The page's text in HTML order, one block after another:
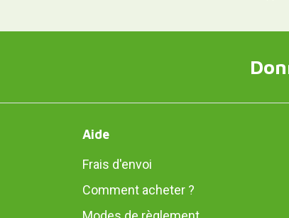
Aide
Frais d'envoi
Comment acheter ?